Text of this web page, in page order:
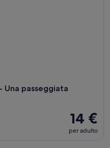
Una passeggiata
14 €
per adulto